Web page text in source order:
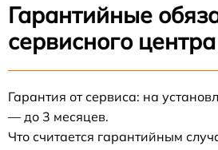
Гарантийные
сервисного
Гарантия от сервиса: на
— до 3 месяцев.
Что считается гарантийным